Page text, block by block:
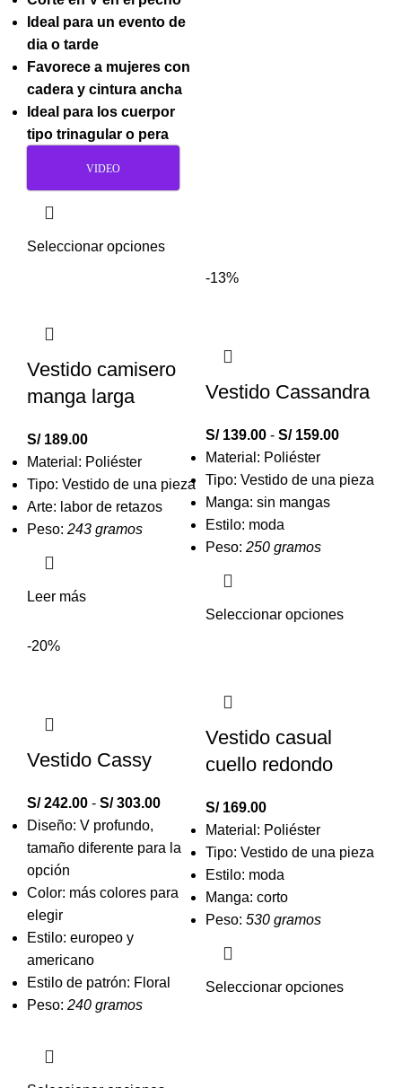
Ideal para un evento de
dia o tarde
Favorece a mujeres con
cadera y cintura ancha
Ideal para los cuerpor
tipo trinagular o pera
VIDEO
Seleccionar opciones
Vestido camisero
manga larga
S/189.00
Material: Poliéster
Tipo: Vestido de una pieza
Arte: labor de retazos
Peso: 243 gramos
Leer más
-13%
Vestido Cassandra
S/139.00 - S/159.00
Material: Poliéster
Tipo: Vestido de una pieza
Manga: sin mangas
Estilo: moda
Peso: 250 gramos
Seleccionar opciones
-20%
Vestido Cassy
S/242.00 - S/303.00
Diseño: V profundo,
tamaño diferente para la
opción
Color: más colores para
elegir
Estilo: europeo y
americano
Estilo de patrón: Floral
Peso: 240 gramos
Vestido casual
cuello redondo
S/169.00
Material: Poliéster
Tipo: Vestido de una pieza
Estilo: moda
Manga: corto
Peso: 530 gramos
Seleccionar opciones